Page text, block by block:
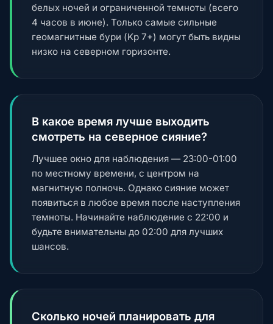
белых ночей и ограниченной темноты (всего
4 часов в июне). Только самые сильные
геомагнитные бури (Kp 7+) могут быть видны
низко на северном горизонте.
В какое время лучше выходить
смотреть на северное сияние?
Лучшее окно для наблюдения — 23:00-01:00
по местному времени, с центром на
магнитную полночь. Однако сияние может
появиться в любое время после наступления
темноты. Начинайте наблюдение с 22:00 и
будьте внимательны до 02:00 для лучших
шансов.
Сколько ночей планировать для